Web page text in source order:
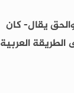
-والحق يقال- كان
العربية